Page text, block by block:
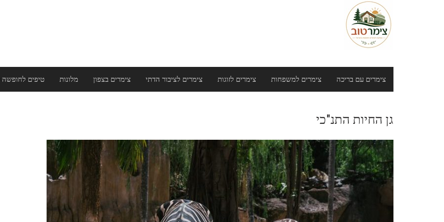
צימרים עם בריכה צימרים למשפחות צימרים לזוגות צימרים לציבור הדתי צימרים בצפון מלונות טיפים לחופשה
גן החיות התנ"כי